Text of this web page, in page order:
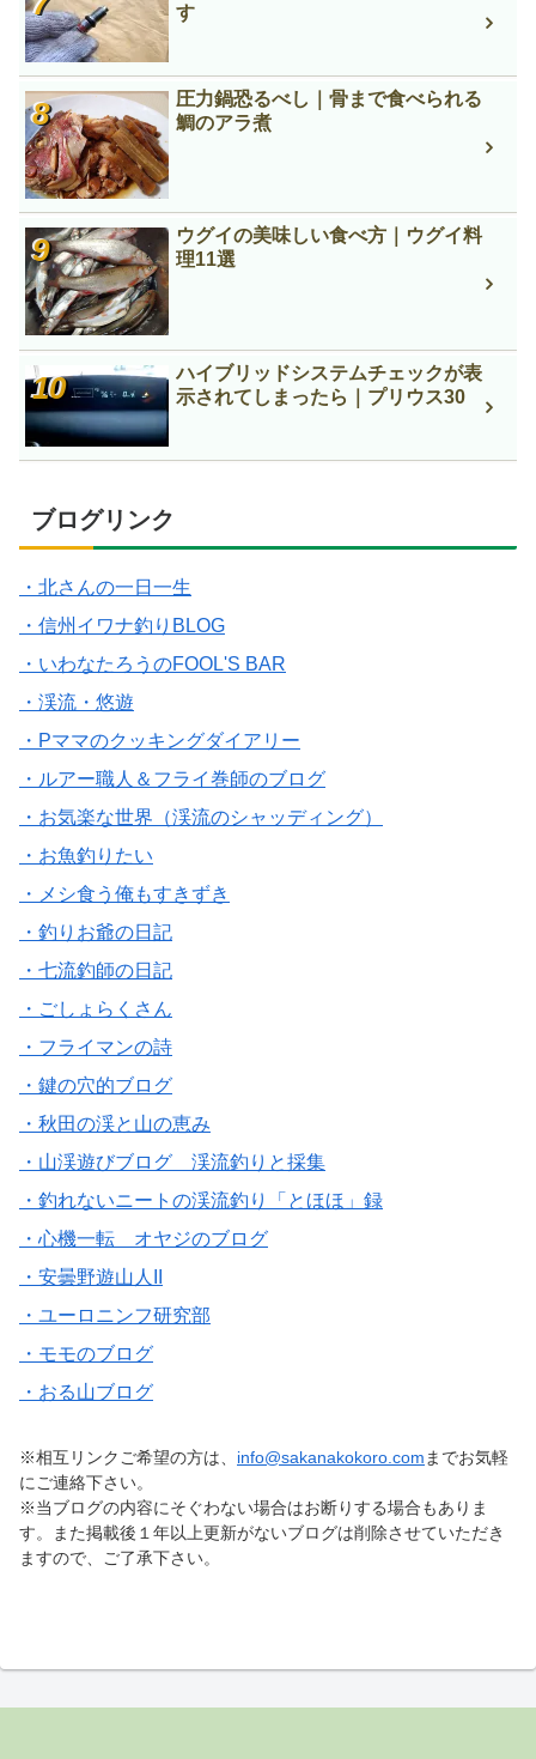
す
圧力鍋恐るべし｜骨まで食べられる
鯛のアラ煮
ウグイの美味しい食べ方｜ウグイ料
理11選
ハイブリッドシステムチェックが表
示されてしまったら｜プリウス30
ブログリンク
・北さんの一日一生
・信州イワナ釣りBLOG
・いわなたろうのFOOL'S BAR
・渓流・悠遊
・Pママのクッキングダイアリー
・ルアー職人＆フライ巻師のブログ
・お気楽な世界（渓流のシャッディング）
・お魚釣りたい
・メシ食う俺もすきずき
・釣りお爺の日記
・七流釣師の日記
・ごしょらくさん
・フライマンの詩
・鍵の穴的ブログ
・秋田の渓と山の恵み
・山渓遊びブログ 渓流釣りと採集
・釣れないニートの渓流釣り「とほほ」録
・心機一転 オヤジのブログ
・安曇野遊山人II
・ユーロニンフ研究部
・モモのブログ
・おる山ブログ
※相互リンクご希望の方は、 info@sakanakokoro.com までお気軽
にご連絡下さい。
※当ブログの内容にそぐわない場合はお断りする場合もありま
す。また掲載後１年以上更新がないブログは削除させていただき
ますので、ご了承下さい。